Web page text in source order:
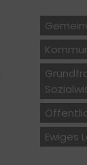
Ewiges